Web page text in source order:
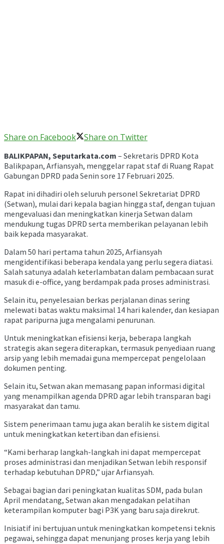
Share on Facebook Share on Twitter
BALIKPAPAN, Seputarkata.com – Sekretaris DPRD Kota
Balikpapan, Arfiansyah, menggelar rapat staf di Ruang Rapat
Gabungan DPRD pada Senin sore 17 Februari 2025.
Rapat ini dihadiri oleh seluruh personel Sekretariat DPRD
(Setwan), mulai dari kepala bagian hingga staf, dengan tujuan
mengevaluasi dan meningkatkan kinerja Setwan dalam
mendukung tugas DPRD serta memberikan pelayanan lebih
baik kepada masyarakat.
Dalam 50 hari pertama tahun 2025, Arfiansyah
mengidentifikasi beberapa kendala yang perlu segera diatasi.
Salah satunya adalah keterlambatan dalam pembacaan surat
masuk di e-office, yang berdampak pada proses administrasi.
Selain itu, penyelesaian berkas perjalanan dinas sering
melewati batas waktu maksimal 14 hari kalender, dan kesiapan
rapat paripurna juga mengalami penurunan.
Untuk meningkatkan efisiensi kerja, beberapa langkah
strategis akan segera diterapkan, termasuk penyediaan ruang
arsip yang lebih memadai guna mempercepat pengelolaan
dokumen penting.
Selain itu, Setwan akan memasang papan informasi digital
yang menampilkan agenda DPRD agar lebih transparan bagi
masyarakat dan tamu.
Sistem penerimaan tamu juga akan beralih ke sistem digital
untuk meningkatkan ketertiban dan efisiensi.
“Kami berharap langkah-langkah ini dapat mempercepat
proses administrasi dan menjadikan Setwan lebih responsif
terhadap kebutuhan DPRD,” ujar Arfiansyah.
Sebagai bagian dari peningkatan kualitas SDM, pada bulan
April mendatang, Setwan akan mengadakan pelatihan
keterampilan komputer bagi P3K yang baru saja direkrut.
Inisiatif ini bertujuan untuk meningkatkan kompetensi teknis
pegawai, sehingga dapat menunjang proses kerja yang lebih